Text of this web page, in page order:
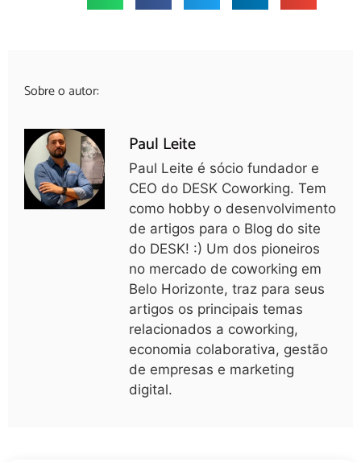
Sobre o autor:
Paul Leite
Paul Leite é sócio fundador e
CEO do DESK Coworking. Tem
como hobby o desenvolvimento
de artigos para o Blog do site
do DESK! :) Um dos pioneiros
no mercado de coworking em
Belo Horizonte, traz para seus
artigos os principais temas
relacionados a coworking,
economia colaborativa, gestão
de empresas e marketing
digital.